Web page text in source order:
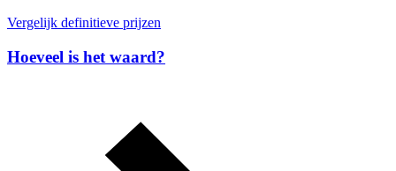
Vergelijk definitieve prijzen
Hoeveel is het waard?